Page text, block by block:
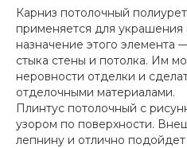
Карниз потолочный
применяется для
назначение этого элемента
стыка стены и потолка. Им
неровности отделки и
отделочными материалами.
Плинтус потолочный с
узором по поверхности.
лепнину и отлично